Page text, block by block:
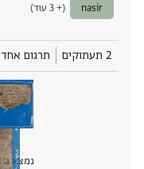
nasir (+ 3 עוד)
2 תעתוקים תרגום אחד
נמצא בPGP מאז